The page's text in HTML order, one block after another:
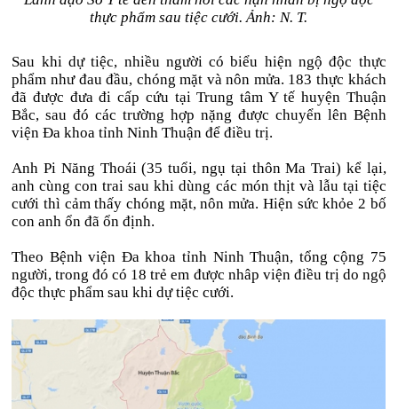
thực phẩm sau tiệc cưới. Ảnh: N. T.
Sau khi dự tiệc, nhiều người có biểu hiện ngộ độc thực
phẩm như đau đầu, chóng mặt và nôn mửa. 183 thực khách
đã được đưa đi cấp cứu tại Trung tâm Y tế huyện Thuận
Bắc, sau đó các trường hợp nặng được chuyển lên Bệnh
viện Đa khoa tỉnh Ninh Thuận để điều trị.
Anh Pi Năng Thoái (35 tuổi, ngụ tại thôn Ma Trai) kể lại,
anh cùng con trai sau khi dùng các món thịt và lẫu tại tiệc
cưới thì cảm thấy chóng mặt, nôn mửa. Hiện sức khỏe 2 bố
con anh ổn đã ổn định.
Theo Bệnh viện Đa khoa tỉnh Ninh Thuận, tổng cộng 75
người, trong đó có 18 trẻ em được nhâp viện điều trị do ngộ
độc thực phẩm sau khi dự tiệc cưới.